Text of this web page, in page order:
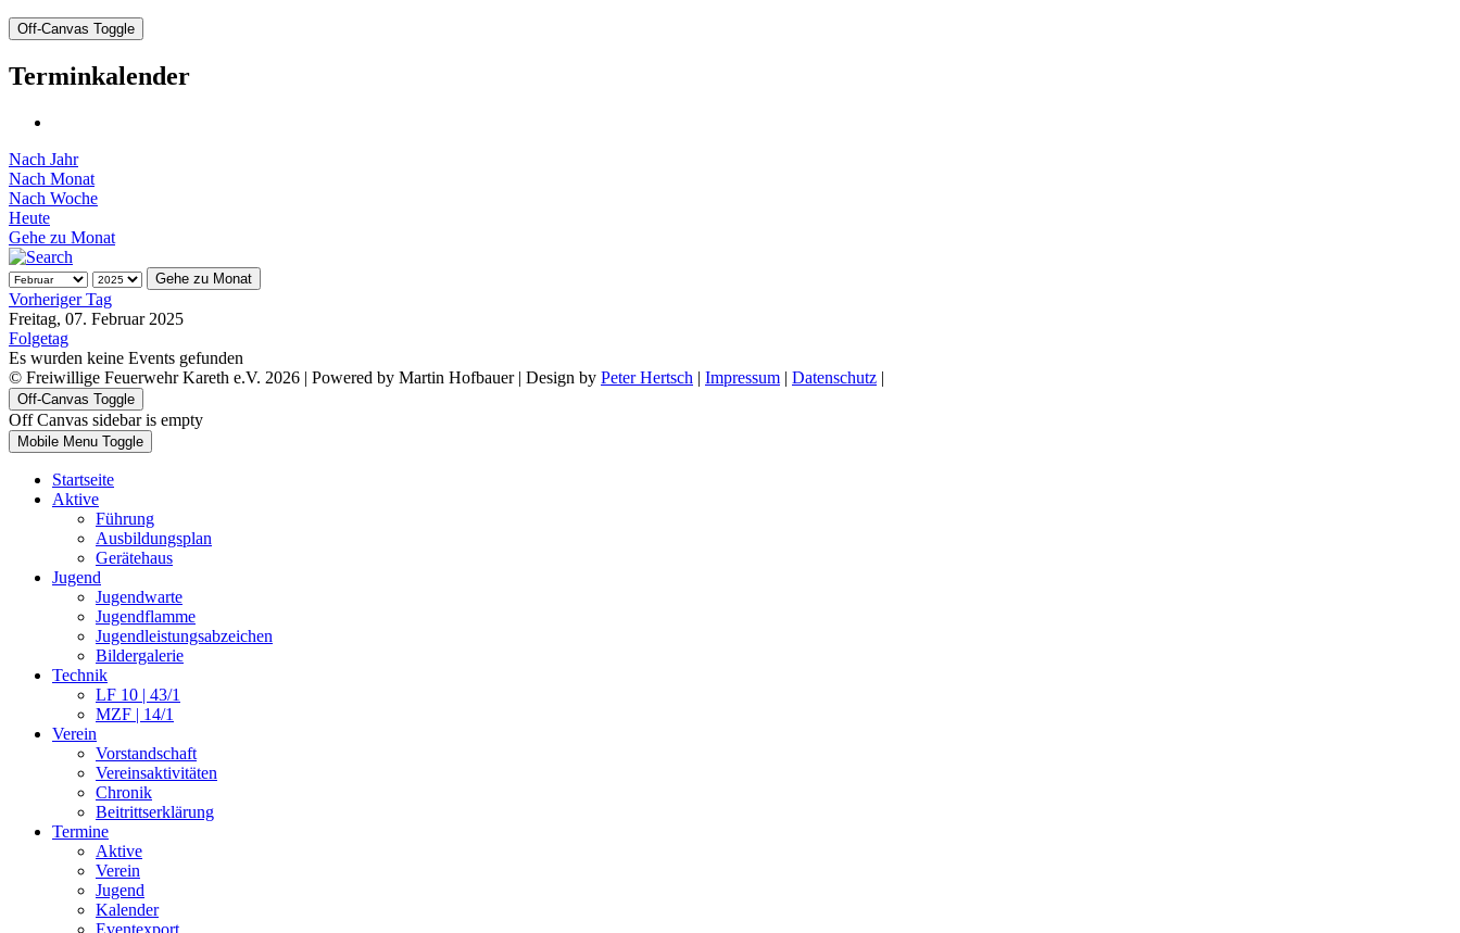
Off-Canvas Toggle
Terminkalender
Nach Jahr
Nach Monat
Nach Woche
Heute
Gehe zu Monat
Gehe zu Monat
Vorheriger Tag
Freitag, 07. Februar 2025
Folgetag
Es wurden keine Events gefunden
© Freiwillige Feuerwehr Kareth e.V. 2026 | Powered by Martin Hofbauer | Design by Peter Hertsch | Impressum | Datenschutz |
Off-Canvas Toggle
Off Canvas sidebar is empty
Mobile Menu Toggle
Startseite
Aktive
Führung
Ausbildungsplan
Gerätehaus
Jugend
Jugendwarte
Jugendflamme
Jugendleistungsabzeichen
Bildergalerie
Technik
LF 10 | 43/1
MZF | 14/1
Verein
Vorstandschaft
Vereinsaktivitäten
Chronik
Beitrittserklärung
Termine
Aktive
Verein
Jugend
Kalender
Eventexport